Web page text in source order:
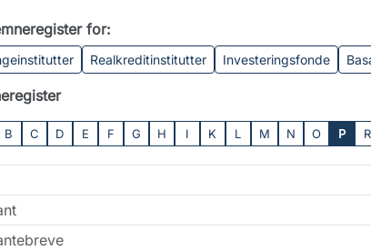
for:
Realkreditinstitutter Investeringsfonde
B C D E F G H I K L M N O P R